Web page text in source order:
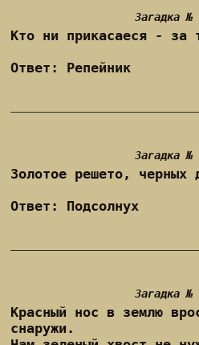
Загадка №
Кто ни прикасаеся - за
Ответ: Репейник
Загадка №
Золотое решето, черных
Ответ: Подсолнух
Загадка №
Красный нос в землю
снаружи.